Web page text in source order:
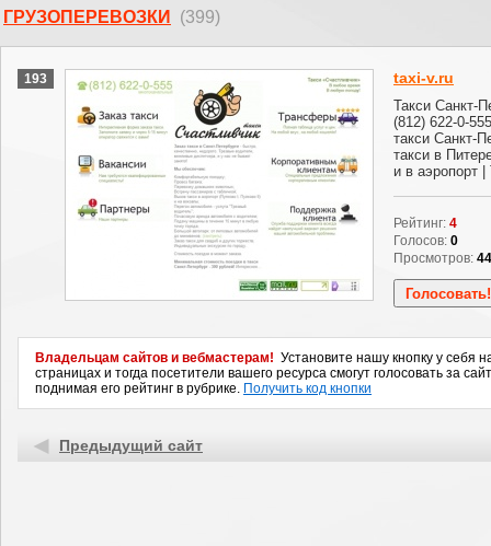
ГРУЗОПЕРЕВОЗКИ (399)
193 taxi-v.ru
Такси Санкт-
(812) 622-0-
такси Санкт-
такси в
и в аэропорт
Рейтинг: 4
Голосов: 0
Просмотров:
Владельцам сайтов и вебмастерам! Установите нашу кнопку у себя
страницах и тогда посетители вашего ресурса смогут голосовать за
поднимая его рейтинг в рубрике. Получить код кнопки
Предыдущий сайт